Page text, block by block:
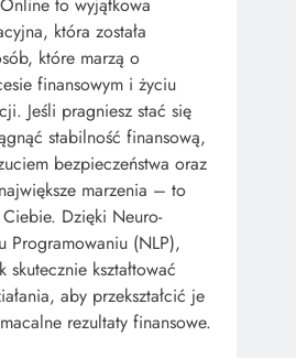
to wyjątkowa
która została
które marzą o
finansowym i życiu
Jeśli pragniesz stać się
stabilność finansową,
bezpieczeństwa oraz
marzenia – to
Dzięki Neuro-
Programowaniu (NLP),
skutecznie kształtować
aby przekształcić je
rezultaty finansowe.